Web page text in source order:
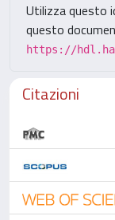
Utilizza questo
questo
https://
Citazioni